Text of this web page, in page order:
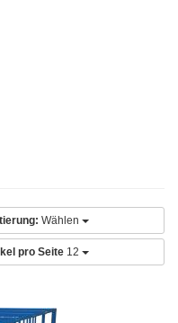
Wählen
pro Seite 12